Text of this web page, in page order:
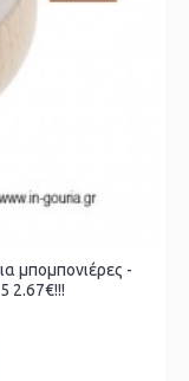
μπομπονιέρες -
2.67€!!!